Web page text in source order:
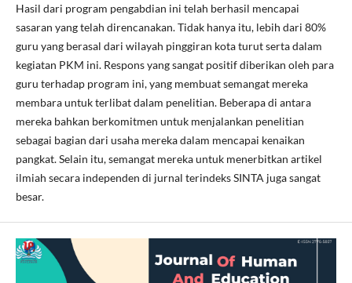
Hasil dari program pengabdian ini telah berhasil mencapai
sasaran yang telah direncanakan. Tidak hanya itu, lebih dari 80%
guru yang berasal dari wilayah pinggiran kota turut serta dalam
kegiatan PKM ini. Respons yang sangat positif diberikan oleh para
guru terhadap program ini, yang membuat semangat mereka
membara untuk terlibat dalam penelitian. Beberapa di antara
mereka bahkan berkomitmen untuk menjalankan penelitian
sebagai bagian dari usaha mereka dalam mencapai kenaikan
pangkat. Selain itu, semangat mereka untuk menerbitkan artikel
ilmiah secara independen di jurnal terindeks SINTA juga sangat
besar.